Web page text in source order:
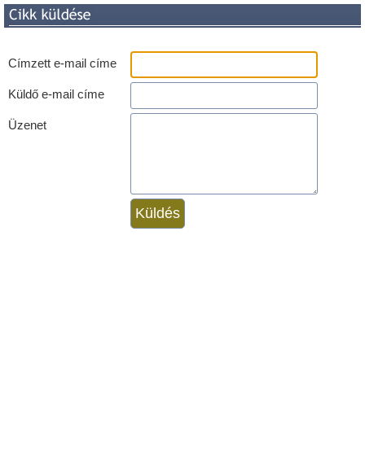
Címzett e-mail címe
Küldő e-mail címe
Üzenet